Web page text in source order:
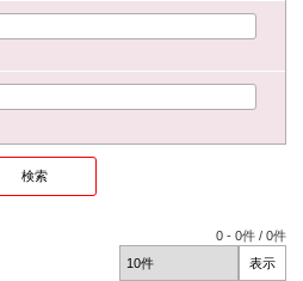
0 -0件 /0件